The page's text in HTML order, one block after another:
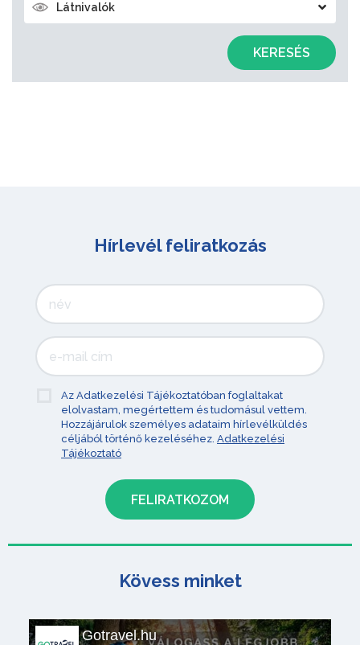
Látnivalók
KERESÉS
Hírlevél feliratkozás
Az Adatkezelési Tájékoztatóban foglaltakat
elolvastam, megértettem és tudomásul vettem.
Hozzájárulok személyes adataim hírlevélküldés
céljából történő kezeléséhez. Adatkezelési
Tájékoztató
Kövess minket
Gotravel.hu